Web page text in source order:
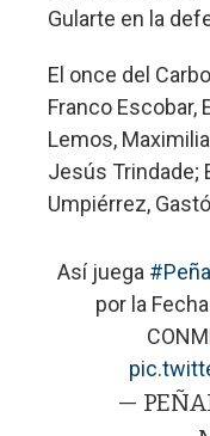
Gularte en la
El once del
Franco Escobar,
Lemos,
Jesús Trindade;
Umpiérrez,
Así juega
por la
—